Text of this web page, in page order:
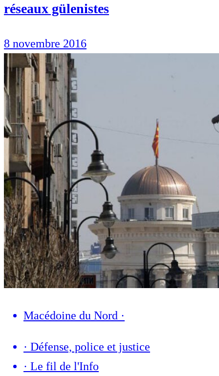
réseaux gülenistes
8 novembre 2016
Macédoine du Nord ·
· Défense, police et justice
· Le fil de l'Info